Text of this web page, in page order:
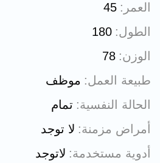
العمر
45
الطول 180
الوزن 78
طبيعة العمل
موظف
الحالة النفسية تمام
أمراض مزمنة لا توجد
أدوية مستخدمة لاتوجد